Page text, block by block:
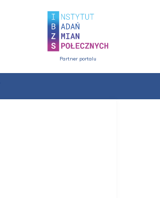
Partner portalu